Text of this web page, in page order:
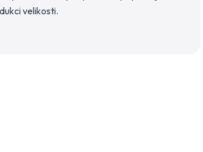
velikosti.